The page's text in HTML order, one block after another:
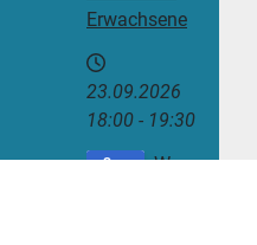
Erwachsene
23.09.2026
18:00 - 19:30
Sep.
Wan